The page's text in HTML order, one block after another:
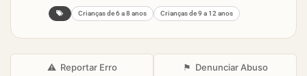
Crianças de 6 a 8 anos Crianças de 9 a 12 anos
⚠ Reportar Erro ⚑ Denunciar Abuso